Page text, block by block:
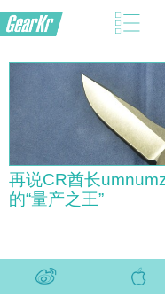
再说CR酋长
的“量产之王”